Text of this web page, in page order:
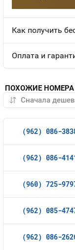
Как получить
Оплата и
ПОХОЖИЕ НОМЕРА
(962) 086-
(962) 086-
(960) 725-
(962) 085-
(962) 086-